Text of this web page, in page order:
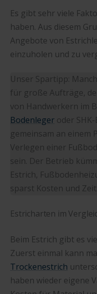
Es gibt sehr viele
haben. Aus diesem
Angebote von
einzuholen und zu
Unser Spartipp:
für große Aufträge,
von Handwerkern im
Bodenleger oder
gemeinsam an einem
Verlegen einer
sein. Der Betrieb
Estrich,
sparst Kosten und Zeit.
Estricharten im
Beim Estrich gibt es
Zuerst einmal kann
Trockenestrich
haben wieder eigene